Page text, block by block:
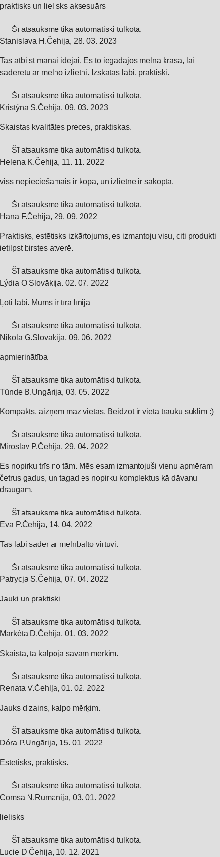
praktisks un lielisks aksesuārs
Šī atsauksme tika automātiski tulkota.
Stanislava H.Čehija, 28. 03. 2023
Tas atbilst manai idejai. Es to iegādājos melnā krāsā, lai
saderētu ar melno izlietni. Izskatās labi, praktiski.
Šī atsauksme tika automātiski tulkota.
Kristýna S.Čehija, 09. 03. 2023
Skaistas kvalitātes preces, praktiskas.
Šī atsauksme tika automātiski tulkota.
Helena K.Čehija, 11. 11. 2022
viss nepieciešamais ir kopā, un izlietne ir sakopta.
Šī atsauksme tika automātiski tulkota.
Hana F.Čehija, 29. 09. 2022
Praktisks, estētisks izkārtojums, es izmantoju visu, citi produkti
ietilpst birstes atverē.
Šī atsauksme tika automātiski tulkota.
Lýdia O.Slovākija, 02. 07. 2022
Ļoti labi. Mums ir tīra līnija
Šī atsauksme tika automātiski tulkota.
Nikola G.Slovākija, 09. 06. 2022
apmierinātība
Šī atsauksme tika automātiski tulkota.
Tünde B.Ungārija, 03. 05. 2022
Kompakts, aizņem maz vietas. Beidzot ir vieta trauku sūklim :)
Šī atsauksme tika automātiski tulkota.
Miroslav P.Čehija, 29. 04. 2022
Es nopirku trīs no tām. Mēs esam izmantojuši vienu apmēram
četrus gadus, un tagad es nopirku komplektus kā dāvanu
draugam.
Šī atsauksme tika automātiski tulkota.
Eva P.Čehija, 14. 04. 2022
Tas labi sader ar melnbalto virtuvi.
Šī atsauksme tika automātiski tulkota.
Patrycja S.Čehija, 07. 04. 2022
Jauki un praktiski
Šī atsauksme tika automātiski tulkota.
Markéta D.Čehija, 01. 03. 2022
Skaista, tā kalpoja savam mērķim.
Šī atsauksme tika automātiski tulkota.
Renata V.Čehija, 01. 02. 2022
Jauks dizains, kalpo mērķim.
Šī atsauksme tika automātiski tulkota.
Dóra P.Ungārija, 15. 01. 2022
Estētisks, praktisks.
Šī atsauksme tika automātiski tulkota.
Comsa N.Rumānija, 03. 01. 2022
lielisks
Šī atsauksme tika automātiski tulkota.
Lucie D.Čehija, 10. 12. 2021